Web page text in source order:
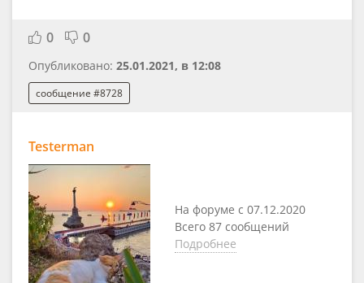
0 0
Опубликовано: 25.01.2021, в 12:08
сообщение #8728
Testerman
На форуме с 07.12.2020
Всего 87 сообщений
Подробнее